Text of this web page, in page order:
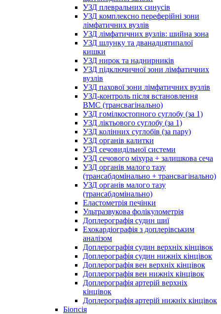
УЗД плевральних синусів
УЗД комплексно переферійні зони
лімфатичних вузлів
УЗД лімфатичних вузлів: шийна зона
УЗД шлунку та дванадцятипалої
кишки
УЗД нирок та наднирників
УЗД підключичної зони лімфатичних
вузлів
УЗД пахової зони лімфатичних вузлів
УЗД-контроль після встановлення
ВМС (трансвагінально)
УЗД гомілкостопного суглобу (за 1)
УЗД ліктьового суглобу (за 1)
УЗД колінних суглобів (за пару)
УЗД органів калитки
УЗД сечовидільної системи
УЗД сечового міхура + залишкова сеча
УЗД органів малого тазу
(трансабдомінально + трансвагінально)
УЗД органів малого тазу
(трансабдомінально)
Еластометрія печінки
Ультразвукова фолікулометрія
Доплерографія судин шиї
Ехокардіографія з доплерівським
аналізом
Доплерографія судин верхніх кінцівок
Доплерографія судин нижніх кінцівок
Доплерографія вен верхніх кінцівок
Доплерографія вен нижніх кінцівок
Доплерографія артерій верхніх
кінцівок
Доплерографія артерій нижніх кінцівок
Біопсія